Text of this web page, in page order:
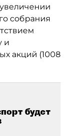
собрания
и
акций (1008
будет